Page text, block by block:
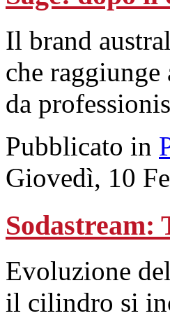
Il brand
che raggiunge
da
Pubblicato in
Giovedì, 10
Sodastream:
Evoluzione
il cilindro si